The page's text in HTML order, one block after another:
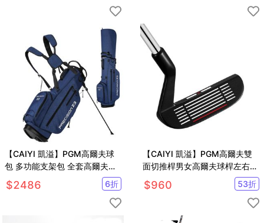
【CAIYI 凱溢】PGM高爾夫球
包 多功能支架包 全套高爾夫球
桿包 高爾夫球袋
$2486 6折
【CAIYI 凱溢】PGM高爾夫雙
面切推桿男女高爾夫球桿左右手
低重心沙坑桿挖起桿
$960 53折